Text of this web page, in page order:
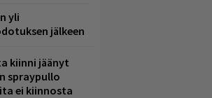
yli
jälkeen
kiinni jäänyt
spraypullo
ei kiinnosta